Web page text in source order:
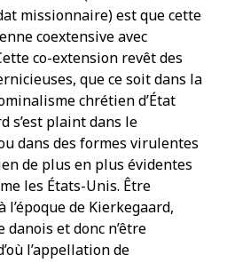
missionnaire) est que cette
coextensive avec
co-extension revêt des
que ce soit dans la
chrétien d’État
s’est plaint dans le
dans des formes virulentes
de plus en plus évidentes
les États-Unis. Être
de Kierkegaard,
et donc n’être
l’appellation de